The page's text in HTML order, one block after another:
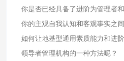
你是否已经具备了进阶为管理者
你的主观自我认知和客观事实之
如何让地基型通用素质能力和进
领导者管理机构的一种方法呢？